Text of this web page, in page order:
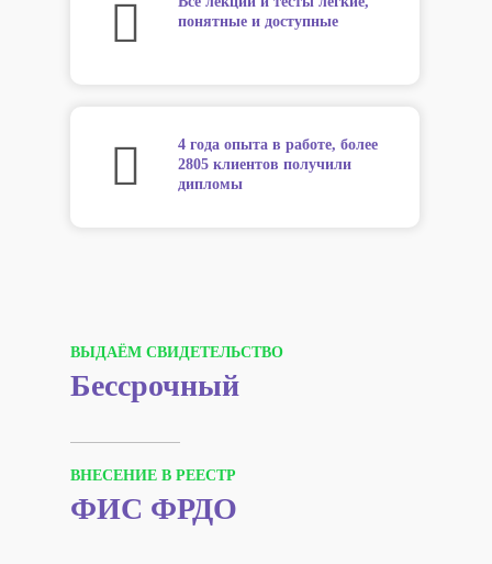
понятные и доступные
4 года опыта в работе, более
2805 клиентов получили
дипломы
ВЫДАЁМ СВИДЕТЕЛЬСТВО
Бессрочный
ВНЕСЕНИЕ В РЕЕСТР
ФИС ФРДО